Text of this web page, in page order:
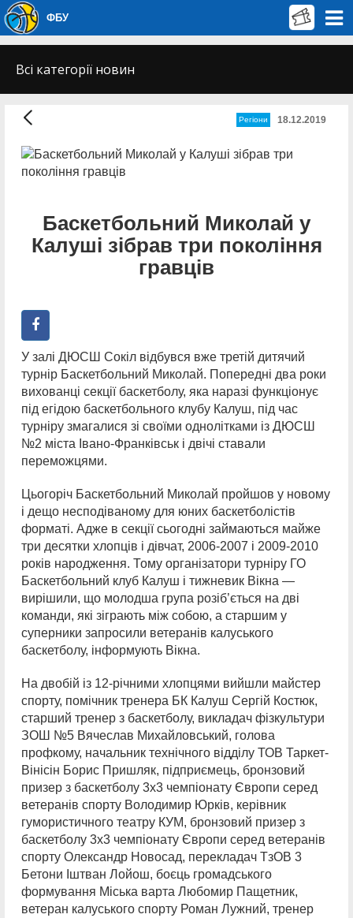
ФБУ
Всі категорії новин
Регіони 18.12.2019
Баскетбольний Миколай у
Калуші зібрав три покоління
гравців
У залі ДЮСШ Сокіл відбувся вже третій дитячий
турнір Баскетбольний Миколай. Попередні два роки
вихованці секції баскетболу, яка наразі функціонує
під егідою баскетбольного клубу Калуш, під час
турніру змагалися зі своїми однолітками із ДЮСШ
№2 міста Івано-Франківськ і двічі ставали
переможцями.
Цьогоріч Баскетбольний Миколай пройшов у новому
і дещо несподіваному для юних баскетболістів
форматі. Адже в секції сьогодні займаються майже
три десятки хлопців і дівчат, 2006-2007 і 2009-2010
років народження. Тому організатори турніру ГО
Баскетбольний клуб Калуш і тижневик Вікна —
вирішили, що молодша група розіб’ється на дві
команди, які зіграють між собою, а старшим у
суперники запросили ветеранів калуського
баскетболу, інформують Вікна.
На двобій із 12-річними хлопцями вийшли майстер
спорту, помічник тренера БК Калуш Сергій Костюк,
старший тренер з баскетболу, викладач фізкультури
ЗОШ №5 Вячеслав Михайловський, голова
профкому, начальник технічного відділу ТОВ Таркет-
Вінісін Борис Пришляк, підприємець, бронзовий
призер з баскетболу 3х3 чемпіонату Європи серед
ветеранів спорту Володимир Юрків, керівник
гумористичного театру КУМ, бронзовий призер з
баскетболу 3х3 чемпіонату Європи серед ветеранів
спорту Олександр Новосад, перекладач ТзОВ 3
Бетони Іштван Лойош, боєць громадського
формування Міська варта Любомир Пащетник,
ветеран калуського спорту Роман Лужний, тренер